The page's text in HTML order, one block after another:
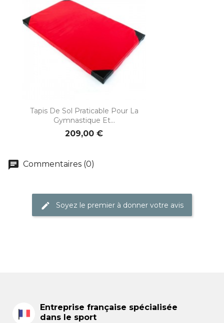
Tapis De Sol Praticable Pour La
Gymnastique Et...
209,00 €
chat Commentaires (0)
edit Soyez le premier à donner votre avis
Entreprise française spécialisée
dans le sport